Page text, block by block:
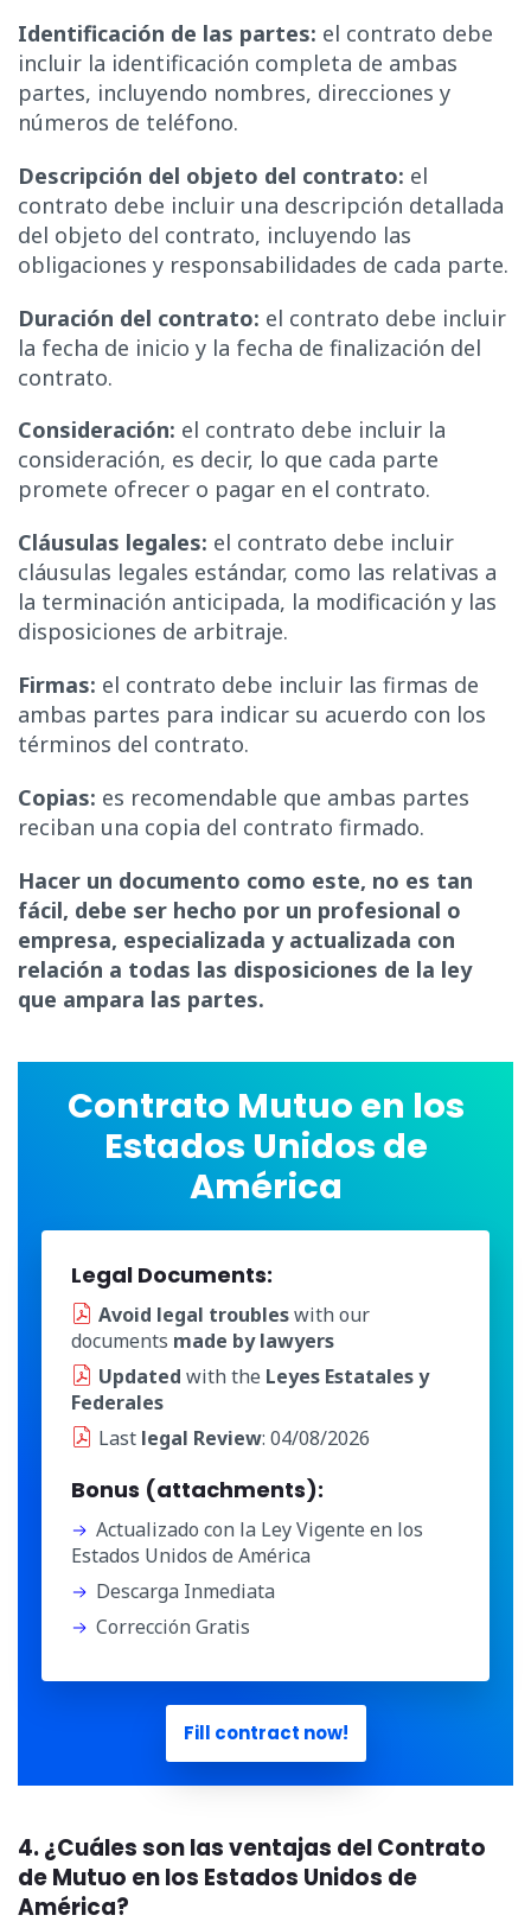
Identificación de las partes: el contrato debe
incluir la identificación completa de ambas
partes, incluyendo nombres, direcciones y
números de teléfono.
Descripción del objeto del contrato: el
contrato debe incluir una descripción detallada
del objeto del contrato, incluyendo las
obligaciones y responsabilidades de cada parte.
Duración del contrato: el contrato debe incluir
la fecha de inicio y la fecha de finalización del
contrato.
Consideración: el contrato debe incluir la
consideración, es decir, lo que cada parte
promete ofrecer o pagar en el contrato.
Cláusulas legales: el contrato debe incluir
cláusulas legales estándar, como las relativas a
la terminación anticipada, la modificación y las
disposiciones de arbitraje.
Firmas: el contrato debe incluir las firmas de
ambas partes para indicar su acuerdo con los
términos del contrato.
Copias: es recomendable que ambas partes
reciban una copia del contrato firmado.
Hacer un documento como este, no es tan
fácil, debe ser hecho por un profesional o
empresa, especializada y actualizada con
relación a todas las disposiciones de la ley
que ampara las partes.
Contrato Mutuo en los
Estados Unidos de
América
Legal Documents:
Avoid legal troubleswith our
documents made by lawyers
Updated with the Leyes Estatales y
Federales
Last legal Review: 04/08/2026
Bonus (attachments):
Actualizado con la Ley Vigente en los
Estados Unidos de América
Descarga Inmediata
Corrección Gratis
Fill contract now!
4. ¿Cuáles son las ventajas del Contrato
de Mutuo en los Estados Unidos de
América?